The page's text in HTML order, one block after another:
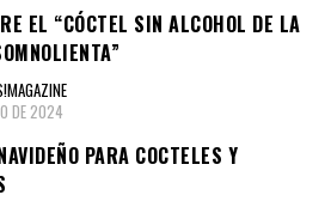
EL “CÓCTEL SIN ALCOHOL DE LA
DE 2024
PARA COCTELES Y